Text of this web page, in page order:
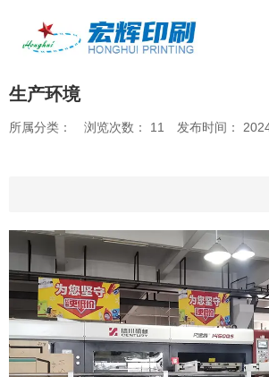
生产环境
所属分类： 浏览次数： 11 发布时间：